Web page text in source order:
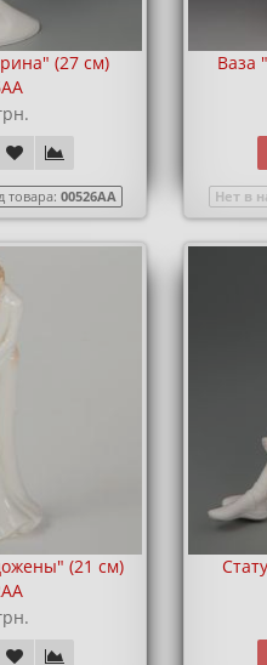
(27 см)
товара: 00526AA
Ваза
Нет в
(21 см)